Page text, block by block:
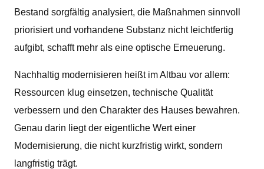
Bestand sorgfältig analysiert, die Maßnahmen sinnvoll
priorisiert und vorhandene Substanz nicht leichtfertig
aufgibt, schafft mehr als eine optische Erneuerung.
Nachhaltig modernisieren heißt im Altbau vor allem:
Ressourcen klug einsetzen, technische Qualität
verbessern und den Charakter des Hauses bewahren.
Genau darin liegt der eigentliche Wert einer
Modernisierung, die nicht kurzfristig wirkt, sondern
langfristig trägt.